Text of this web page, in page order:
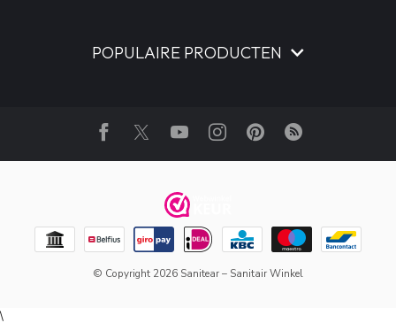
POPULAIRE PRODUCTEN
© Copyright 2026 Sanitear – Sanitair Winkel
\